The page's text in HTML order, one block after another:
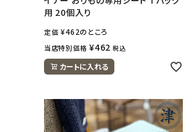
用 20個入り
定価 ¥462のところ
当店特別価格 ¥462 税込
カートに入れる